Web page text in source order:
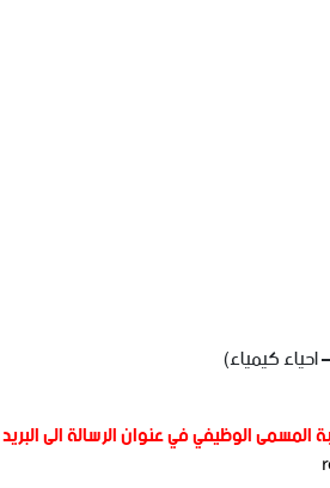
كيمياء)
المسمى الوظيفي في عنوان الرسالة الى